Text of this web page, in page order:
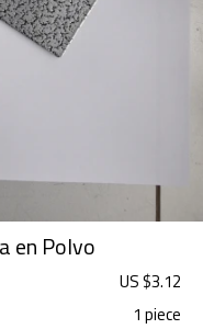
en Polvo
US $3.12
1 piece